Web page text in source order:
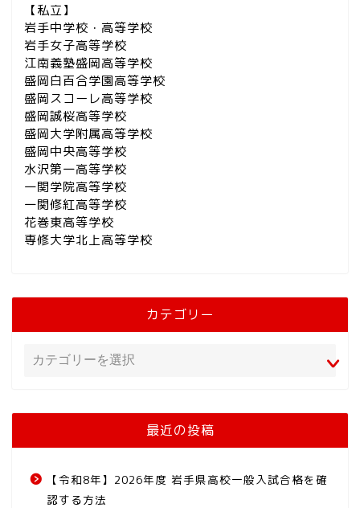
【私立】
岩手中学校・高等学校
岩手女子高等学校
江南義塾盛岡高等学校
盛岡白百合学園高等学校
盛岡スコーレ高等学校
盛岡誠桜高等学校
盛岡大学附属高等学校
盛岡中央高等学校
水沢第一高等学校
一関学院高等学校
一関修紅高等学校
花巻東高等学校
専修大学北上高等学校
カテゴリー
最近の投稿
【令和8年】2026年度 岩手県高校一般入試合格を確
認する方法